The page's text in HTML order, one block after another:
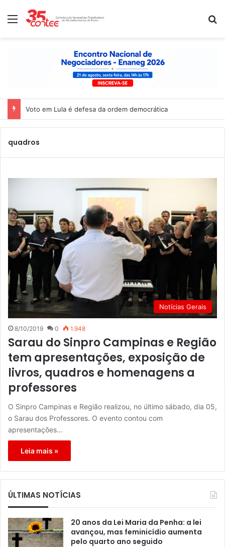
Menu
Voto em Lula é defesa da ordem democrática
quadros
Notícias Gerais
8/10/2019 0 1.948
Sarau do Sinpro Campinas e Região
tem apresentações, exposição de
livros, quadros e homenagens a
professores
O Sinpro Campinas e Região realizou, no último sábado, dia 05,
o Sarau dos Professores. O evento contou com
apresentações…
Leia mais »
ÚLTIMAS NOTÍCIAS
20 anos da Lei Maria da Penha: a lei
avançou, mas feminicídio aumenta
pelo quarto ano seguido